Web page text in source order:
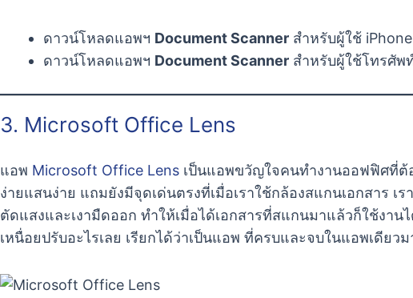
ดาวน์โหลดแอพฯ Document Scanner สำหรับผู้ใช้
ดาวน์โหลดแอพฯ Document Scanner สำหรับผู้ใช้โทรศัพ
3. Microsoft Office Lens
แอพ Microsoft Office Lens เป็นแอพขวัญใจคนทำงานออฟฟิศที่ต้อ
ง่ายแสนง่าย แถมยังมีจุดเด่นตรงที่เมื่อเราใช้กล้องสแกนเอกสาร
ตัดแสงและเงามืดออก ทำให้เมื่อได้เอกสารที่สแกนมาแล้วก็ใช้งา
เหนื่อยปรับอะไรเลย เรียกได้ว่าเป็นแอพ ที่ครบและจบในแอพเดีย